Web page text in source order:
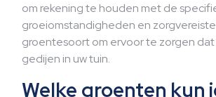
om rekening te houden met de
groeiomstandigheden en
groentesoort om ervoor te zorgen
gedijen in uw tuin.
Welke groenten kun